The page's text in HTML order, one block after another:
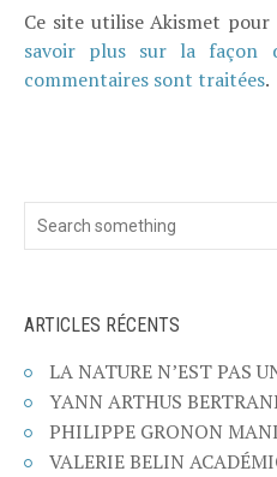
Ce site utilise Akismet pour
savoir plus sur la façon
commentaires sont traitées.
ARTICLES RÉCENTS
LA NATURE N’EST PAS
YANN ARTHUS
PHILIPPE GRONON
VALERIE BELIN